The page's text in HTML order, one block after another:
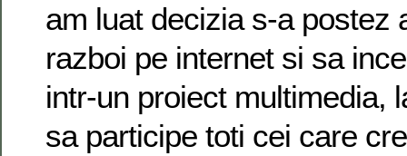
am luat decizia s-a postez
razboi pe internet si sa
intr-un proiect multimedia,
sa participe toti cei care